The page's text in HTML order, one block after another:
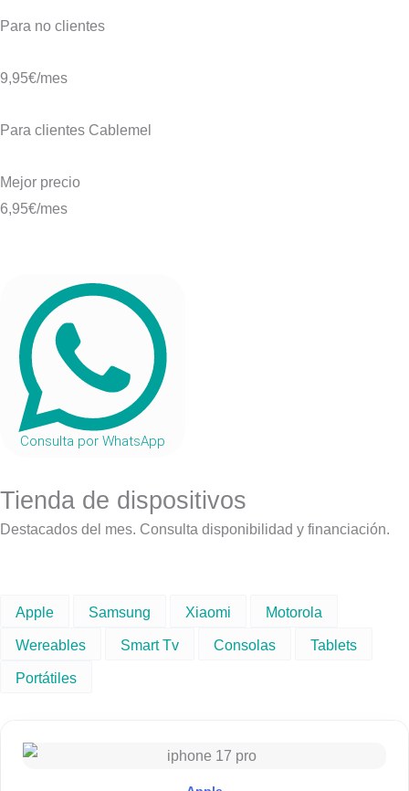
Para no clientes
9,95€/mes
Para clientes Cablemel
Mejor precio
6,95€/mes
Consulta por WhatsApp
Tienda de dispositivos
Destacados del mes. Consulta disponibilidad y financiación.
Apple Samsung Xiaomi Motorola
Wereables Smart Tv Consolas Tablets
Portátiles